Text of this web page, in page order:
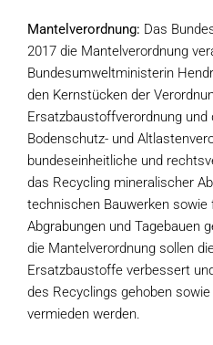
Mantelverordnung: Das
2017 die Mantelverordnung
Bundesumweltministerin
den Kernstücken der
Ersatzbaustoffverordnung und
Bodenschutz- und
bundeseinheitliche und
das Recycling mineralischer
technischen Bauwerken sowie
Abgrabungen und Tagebauen
die Mantelverordnung sollen
Ersatzbaustoffe verbessert
des Recyclings gehoben
vermieden werden.